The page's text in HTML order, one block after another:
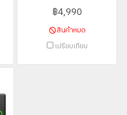
฿4,990
สินค้าหมด
เปรียบเทียบ